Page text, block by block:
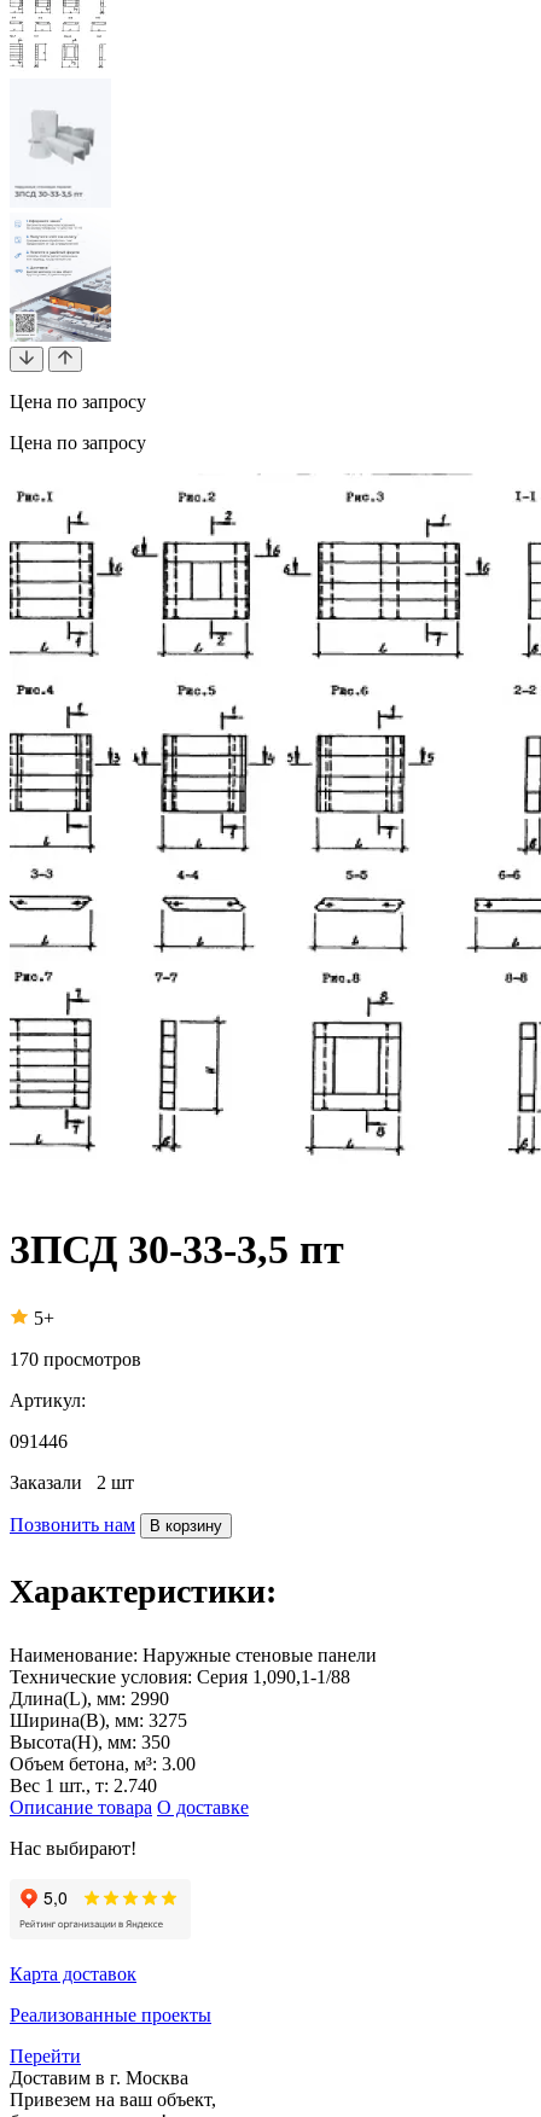
Цена по запросу
Цена по запросу
3ПСД 30-33-3,5 пт
5+
170 просмотров
Артикул:
091446
Заказали 2 шт
Позвонить нам В корзину
Характеристики:
Наименование: Наружные стеновые панели
Технические условия: Серия 1,090,1-1/88
Длина(L), мм: 2990
Ширина(B), мм: 3275
Высота(H), мм: 350
Объем бетона, м³: 3.00
Вес 1 шт., т: 2.740
Описание товара О доставке
Нас выбирают!
Карта доставок
Реализованные проекты
Перейти
Доставим в г. Москва
Привезем на ваш объект,